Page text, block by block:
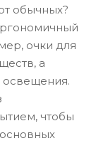
обычных?
очки для
а
освещения.
чтобы